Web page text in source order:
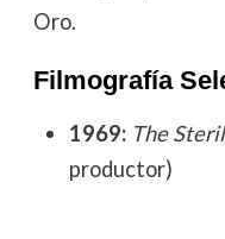
Oro.
Filmografía
1969: The
productor)